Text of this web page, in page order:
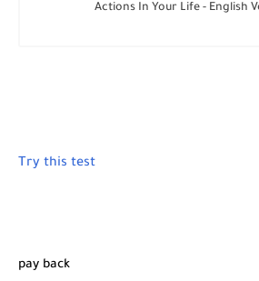
Actions In Your Life - English
Try this test
pay back